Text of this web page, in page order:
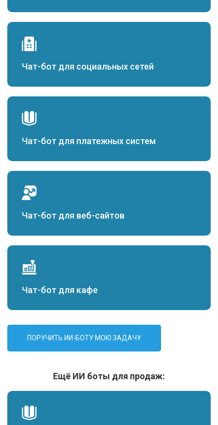
Чат-бот для социальных сетей
Чат-бот для платежных систем
Чат-бот для веб-сайтов
Чат-бот для кафе
ПОРУЧИТЬ ИИ-БОТУ МОЮ ЗАДАЧУ
Ещё ИИ боты для продаж: